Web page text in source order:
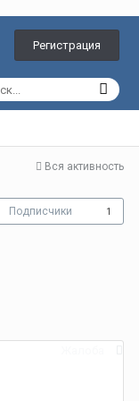
Регистрация
Вся активность
Подписчики 1